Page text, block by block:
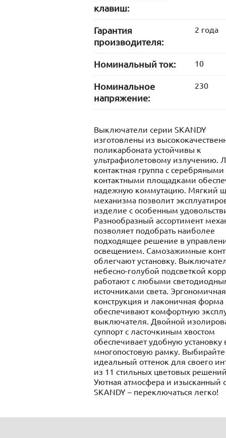
клавиш:
Гарантия
производителя:
2 года
Номинальный ток: 10
Номинальное
напряжение:
230
Выключатели серии SKANDY
изготовлены из
поликарбоната устойчивы к
ультрафиолетовому излучению.
контактная группа с серебряными
контактными площадками
надежную коммутацию. Мягкий
механизма позволит
изделие с особенным
Разнообразный ассортимент
позволяет подобрать наиболее
подходящее решение в
освещением. Самозажимные
облегчают установку.
небесно-голубой подсветкой
работают с любыми
источниками света. Эргономичная
конструкция и лаконичная форма
обеспечивают комфортную
выключателя. Двойной
суппорт с ласточкиным хвостом
обеспечивает удобную установку
многопостовую рамку. Выбирайте
идеальный оттенок для своего
из 11 стильных цветовых
Уютная атмосфера и изысканный
SKANDY – переключаться легко!